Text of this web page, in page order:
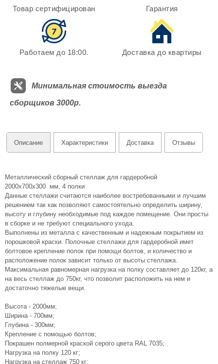
Товар сертифицирован Гарантия
Работаем до 18:00. Доставка до квартиры
Минимальная стоимость выезда
сборщиков 3000р.
Описание Характеристики Доставка Отзывы
Металлический сборный стеллаж для гардеробной
2000х700х300 мм, 4 полки
Данные стеллажи считаются наиболее востребованными и лучшим
решением так как позволяют самостоятельно определить ширину,
высоту и глубину необходимые под каждое помещение. Они просты
в сборке и не требуют специального ухода.
Выполнены из металла с качественным и надежным покрытием из
порошковой краски. Полочные стеллажи для гардеробной имет
болтовое крепление полок при помощи болтов, и количество и
расположение полок зависит только от высоты стеллажа.
Максимальная равномерная нагрузка на полку составляет до 120кг, а
на весь стеллаж до 750кг, что позволит расположить на нем и
достаточно тяжелые вещи.
Высота - 2000мм;
Ширина - 700мм;
Глубина - 300мм;
Крепление с помощью болтов;
Покрашен полмерной краской серого цвета RAL 7035;
Нагрузка на полку 120 кг;
Нагрузка на стеллаж 750 кг;